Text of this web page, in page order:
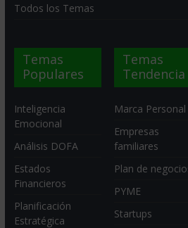
Todos los Temas
Temas
Populares
Inteligencia
Emocional
Análisis DOFA
Estados
Financieros
Planificación
Estratégica
Temas
Tendencia
Marca Personal
Empresas
familiares
Plan de
PYME
Startups